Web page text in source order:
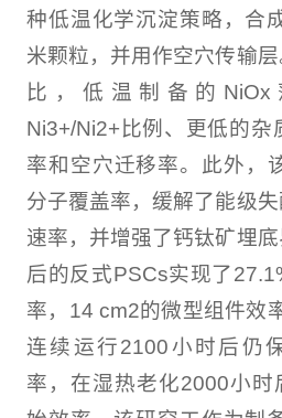
种低温化学沉淀策略，合
米颗粒，并用作空穴传输
比，低温制备的
Ni3+/Ni2+比例、更低的杂
率和空穴迁移率。此外，
分子覆盖率，缓解了能级
速率，并增强了钙钛矿埋
后的反式PSCs实现了
率，14 cm2的微型组件效
连续运行2100小时后仍
率，在湿热老化2000小时